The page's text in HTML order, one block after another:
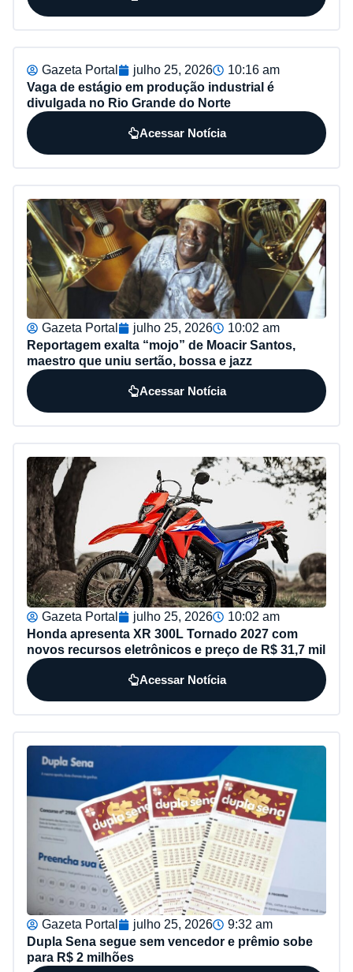
Gazeta Portal julho 25, 2026
10:16 am
Vaga de estágio em produção industrial é
divulgada no Rio Grande do Norte
Acessar Notícia
Gazeta Portal julho 25, 2026
10:02 am
Reportagem exalta “mojo” de Moacir Santos,
maestro que uniu sertão, bossa e jazz
Acessar Notícia
Gazeta Portal julho 25, 2026
10:02 am
Honda apresenta XR 300L Tornado 2027 com
novos recursos eletrônicos e preço de R$ 31,7 mil
Acessar Notícia
Gazeta Portal julho 25, 2026
9:32 am
Dupla Sena segue sem vencedor e prêmio sobe
para R$ 2 milhões